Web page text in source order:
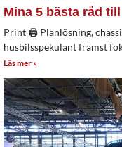
Mina 5 bästa råd
Print 🖨 Planlösning,
husbilsspekulant främst
Läs mer »